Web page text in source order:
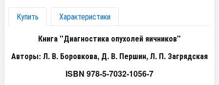
Купить
Характеристики
Книга "Диагностика опухолей яичников"
Авторы: Л. В. Боровкова, Д. В. Першин, Л. П. Загрядская
ISBN 978-5-7032-1056-7